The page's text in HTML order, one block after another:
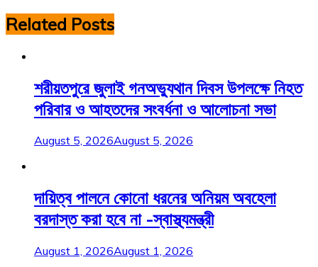
Related Posts
শরীয়তপুরে জুলাই গনঅভ্যুথান দিবস উপলক্ষে নিহত
পরিবার ও আহতদের সংবর্ধনা ও আলোচনা সভা
August 5, 2026August 5, 2026
দায়িত্ব পালনে কোনো ধরনের অনিয়ম অবহেলা
বরদাস্ত করা হবে না -স্বাস্থ্যমন্ত্রী
August 1, 2026August 1, 2026